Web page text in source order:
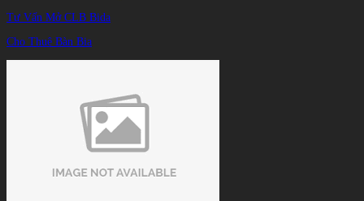
TIN TỨC /
Tư Vấn Mở CLB Bida
Cho Thuê Bàn Bia